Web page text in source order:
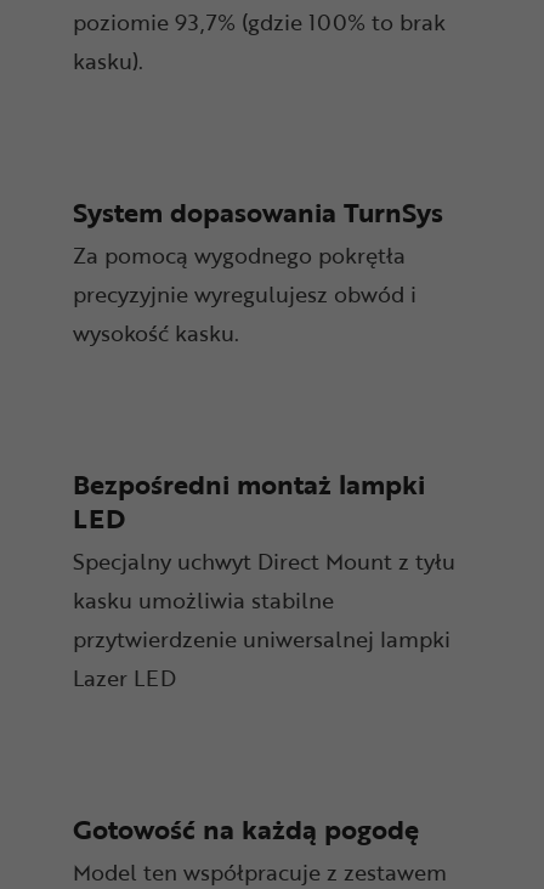
poziomie 93,7% (gdzie 100% to brak
kasku).
System dopasowania TurnSys
Za pomocą wygodnego pokrętła
precyzyjnie wyregulujesz obwód i
wysokość kasku.
Bezpośredni montaż lampki
LED
Specjalny uchwyt Direct Mount z tyłu
kasku umożliwia stabilne
przytwierdzenie uniwersalnej lampki
Lazer LED
Gotowość na każdą pogodę
Model ten współpracuje z zestawem